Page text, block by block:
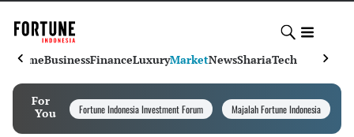
HomeBusinessFinanceLuxuryMarketNewsShariaTech
For
You
Fortune Indonesia Investment Forum Majalah Fortune Indonesia